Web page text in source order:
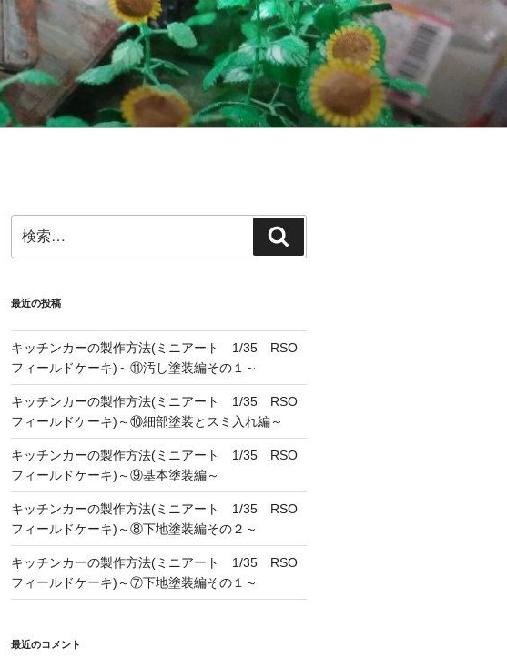
索:
索
最近の投稿
キッチンカーの製作方法(ミニアート 1/35 RSO
フィールドケーキ)～⑪汚し塗装編その１～
キッチンカーの製作方法(ミニアート 1/35 RSO
フィールドケーキ)～⑩細部塗装とスミ入れ編～
キッチンカーの製作方法(ミニアート 1/35 RSO
フィールドケーキ)～⑨基本塗装編～
キッチンカーの製作方法(ミニアート 1/35 RSO
フィールドケーキ)～⑧下地塗装編その２～
キッチンカーの製作方法(ミニアート 1/35 RSO
フィールドケーキ)～⑦下地塗装編その１～
最近のコメント